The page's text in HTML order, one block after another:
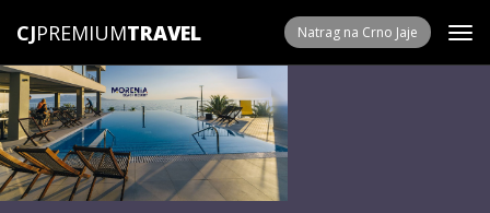
CJPREMIUM Natrag na Crno Jaje